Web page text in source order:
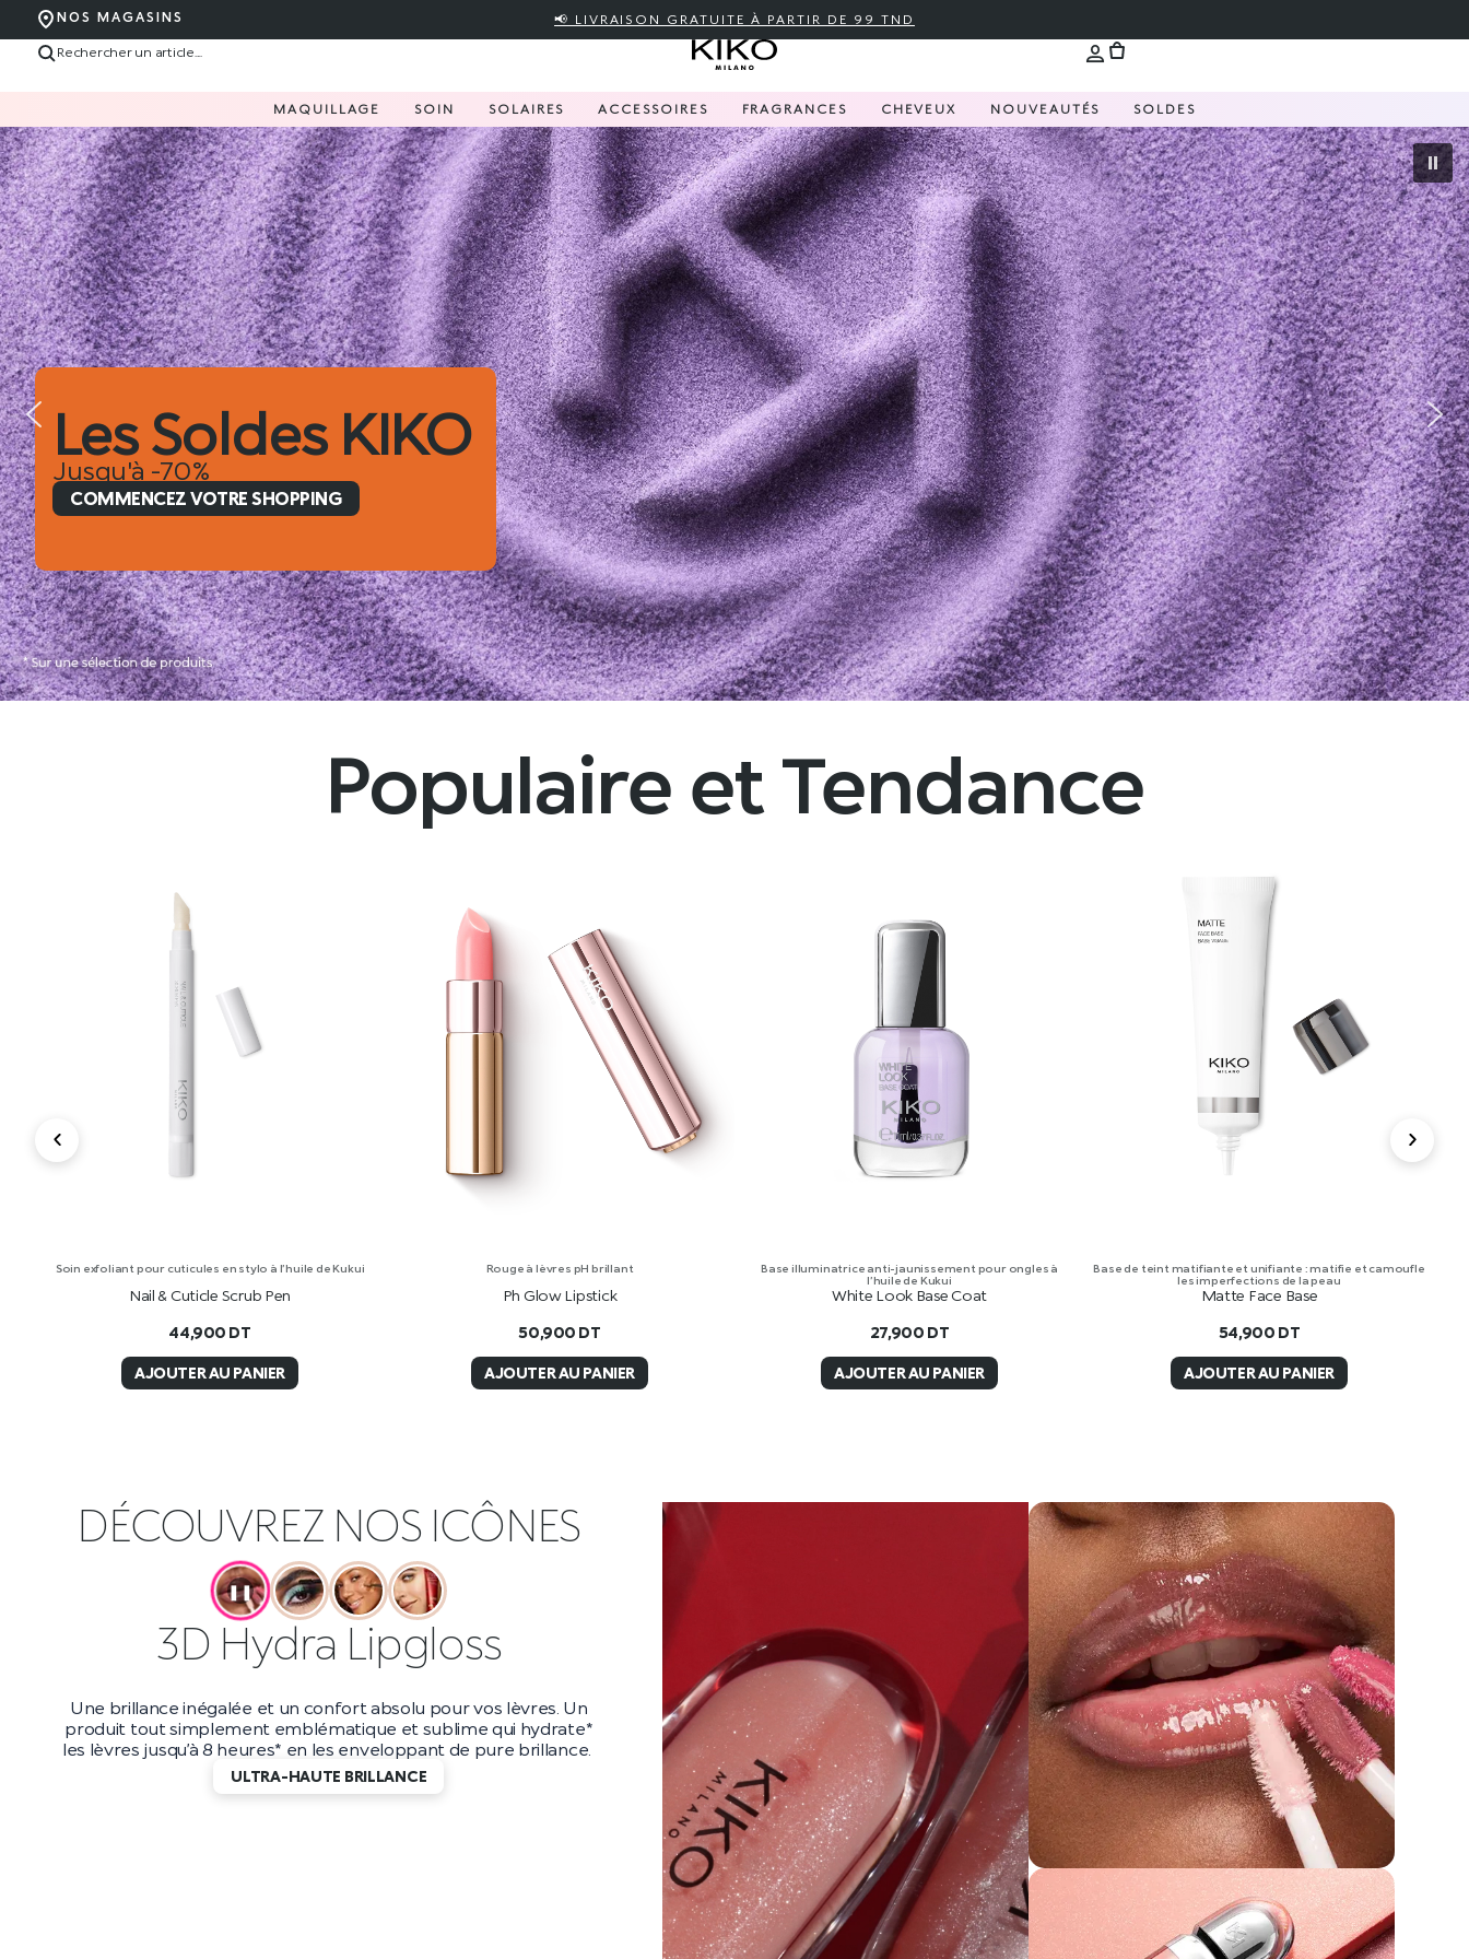
NOS MAGASINS 📢 LIVRAISON GRATUITE À PARTIR DE 99 TND
MAQUILLAGE SOIN SOLAIRES ACCESSOIRES FRAGRANCES CHEVEUX NOUVEAUTÉS SOLDES
Hug Couture
NEW LIMITED EDITION
COMMENCEZ VOTRE SHOPPING
Populaire et Tendance
Soin exfoliant pour cuticules en stylo à l’huile de Kukui
Nail & Cuticle Scrub Pen
44,900 DT
AJOUTER AU PANIER
Rouge à lèvres pH brillant
Ph Glow Lipstick
50,900 DT
AJOUTER AU PANIER
Base illuminatrice anti-jaunissement pour ongles à
l’huile de Kukui
White Look Base Coat
27,900 DT
AJOUTER AU PANIER
Base de teint matifiante et unifiante : matifie et camoufle
les imperfections de la peau
Matte Face Base
54,900 DT
AJOUTER AU PANIER
DÉCOUVREZ NOS ICÔNES
❚❚
Maxi Mod Mascara
Boostez votre volume jusqu’à 200 %* avec ce mascara audacieux
et longue tenue. Avec une tenue jusqu’à 10 heures** et un
applicateur petit et précis, vous obtiendrez des cils
incroyablement longs qui durent jusqu’au bout de la nuit.
DES CILS EFFET WOW